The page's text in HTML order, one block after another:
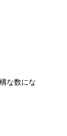
な数にな